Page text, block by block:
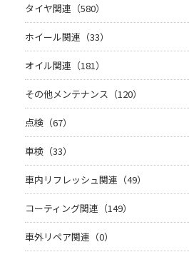
タイヤ関連（580）
ホイール関連（33）
オイル関連（181）
その他メンテナンス（120）
点検（67）
車検（33）
車内リフレッシュ関連（49）
コーティング関連（149）
車外リペア関連（0）